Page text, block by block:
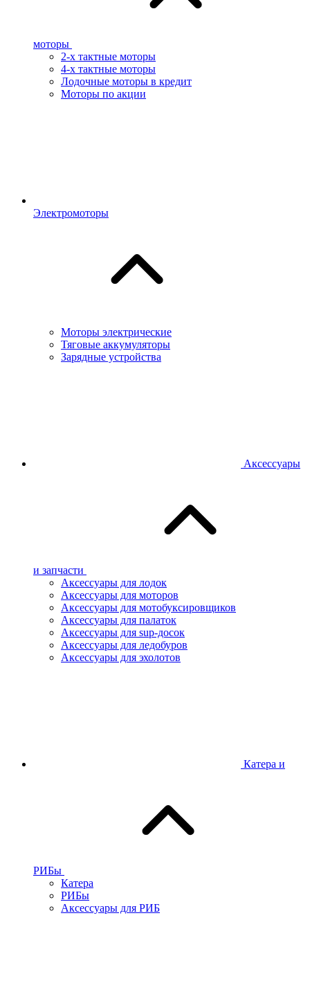
моторы
2-х тактные моторы
4-х тактные моторы
Лодочные моторы в кредит
Моторы по акции
Электромоторы
Моторы электрические
Тяговые аккумуляторы
Зарядные устройства
Аксессуары
и запчасти
Аксессуары для лодок
Аксессуары для моторов
Аксессуары для мотобуксировщиков
Аксессуары для палаток
Аксессуары для sup-досок
Аксессуары для ледобуров
Аксессуары для эхолотов
Катера и
РИБы
Катера
РИБы
Аксессуары для РИБ